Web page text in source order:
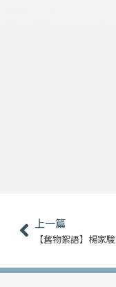
上一頁
上一篇